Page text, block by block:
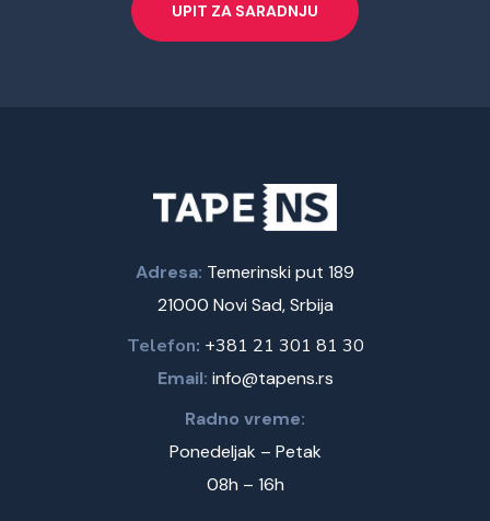
UPIT ZA SARADNJU
Adresa: Temerinski put 189
21000 Novi Sad, Srbija
Telefon: +381 21 301 81 30
Email: info@tapens.rs
Radno vreme:
Ponedeljak – Petak
08h – 16h